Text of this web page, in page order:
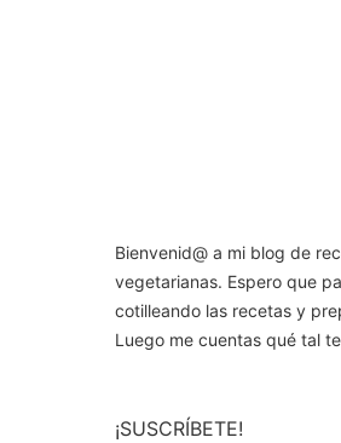
Bienvenid@ a mi blog de
vegetarianas. Espero que
cotilleando las recetas y
Luego me cuentas qué tal
¡SUSCRÍBETE!